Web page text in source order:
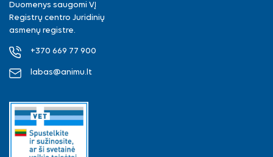
Duomenys saugomi VĮ
Registrų centro Juridinių
asmenų registre.
+370 669 77 900
labas@animu.lt